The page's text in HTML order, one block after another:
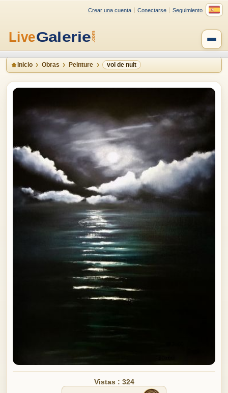
Crear una cuenta Conectarse Seguimiento
Inicio Obras Peinture vol de nuit
Vistas : 324